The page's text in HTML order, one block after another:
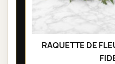
RAQUETTE DE